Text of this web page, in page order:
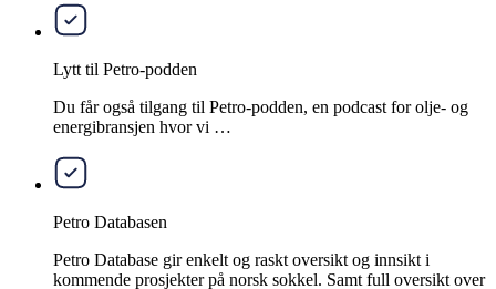
Lytt til Petro-podden
Du får også tilgang til Petro-podden, en podcast for olje- og
energibransjen hvor vi …
Petro Databasen
Petro Database gir enkelt og raskt oversikt og innsikt i
kommende prosjekter på norsk sokkel. Samt full oversikt over